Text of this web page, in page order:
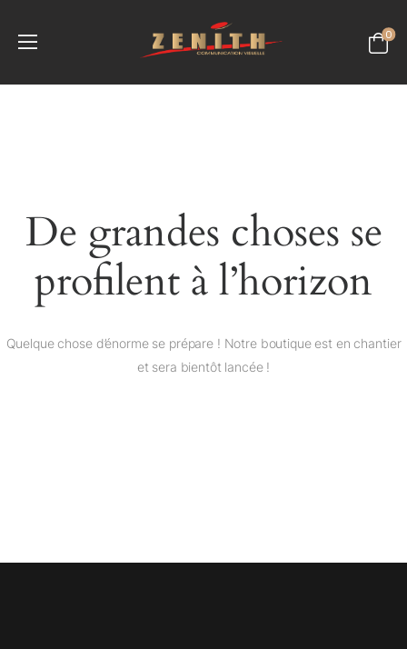
0
De grandes choses se
profilent à l’horizon
Quelque chose d’énorme se prépare ! Notre boutique est en chantier
et sera bientôt lancée !